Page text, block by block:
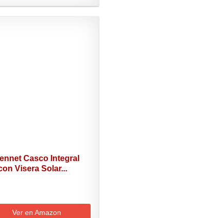
Casco Integral
Visera Solar...
Ver en Amazon